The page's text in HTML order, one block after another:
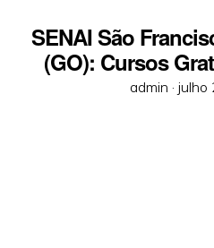
SENAI São
(GO): Cursos
admin · julho